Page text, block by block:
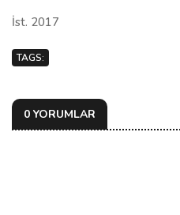
İst. 2017
TAGS:
0 YORUMLAR